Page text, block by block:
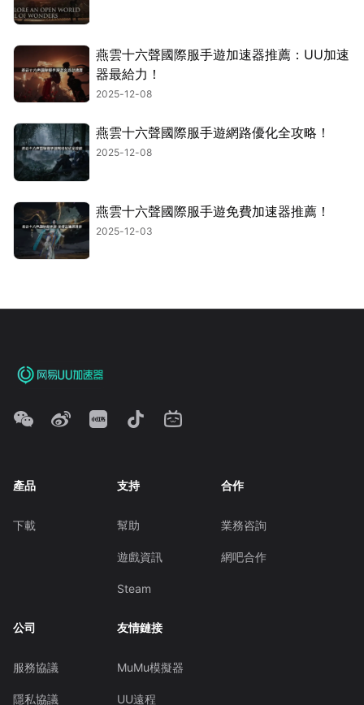
燕雲十六聲國際服手遊加速器推薦：UU加速
器最給力！
2025-12-08
燕雲十六聲國際服手遊網路優化全攻略！
2025-12-08
燕雲十六聲國際服手遊免費加速器推薦！
2025-12-03
產品
下載
支持
幫助
遊戲資訊
Steam
合作
業務咨詢
網吧合作
公司
服務協議
隱私協議
友情鏈接
MuMu模擬器
UU遠程